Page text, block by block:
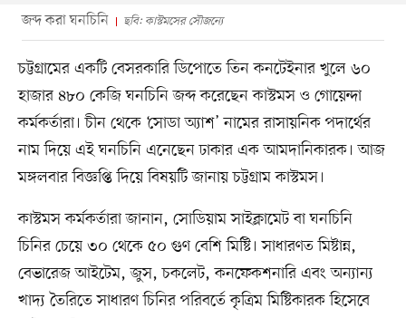
জব্দ করা ঘনচিনি ছবি: কাস্টমসের সৌজন্যে
চট্টগ্রামের একটি বেসরকারি ডিপোতে তিন কনটেইনার খুলে ৬০
হাজার ৪৮০ কেজি ঘনচিনি জব্দ করেছেন কাস্টমস ও গোয়েন্দা
কর্মকর্তারা। চীন থেকে ‘সোডা অ্যাশ’ নামের রাসায়নিক পদার্থের
নাম দিয়ে এই ঘনচিনি এনেছেন ঢাকার এক আমদানিকারক। আজ
মঙ্গলবার বিজ্ঞপ্তি দিয়ে বিষয়টি জানায় চট্টগ্রাম কাস্টমস।
কাস্টমস কর্মকর্তারা জানান, সোডিয়াম সাইক্লামেট বা ঘনচিনি
চিনির চেয়ে ৩০ থেকে ৫০ গুণ বেশি মিষ্টি। সাধারণত মিষ্টান্ন,
বেভারেজ আইটেম, জুস, চকলেট, কনফেকশনারি এবং অন্যান্য
খাদ্য তৈরিতে সাধারণ চিনির পরিবর্তে কৃত্রিম মিষ্টিকারক হিসেবে